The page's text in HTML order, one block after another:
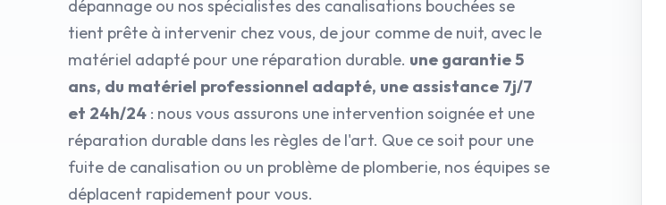
dépannage ou nos spécialistes des canalisations bouchées se
tient prête à intervenir chez vous, de jour comme de nuit, avec le
matériel adapté pour une réparation durable. une garantie 5
ans, du matériel professionnel adapté, une assistance 7j/7
et 24h/24 : nous vous assurons une intervention soignée et une
réparation durable dans les règles de l'art. Que ce soit pour une
fuite de canalisation ou un problème de plomberie, nos équipes se
déplacent rapidement pour vous.